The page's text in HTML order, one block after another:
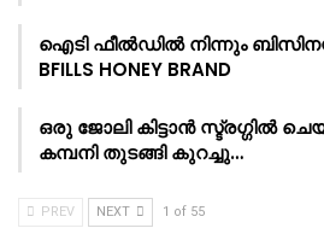
ഐടി ഫീൽഡിൽ നിന്നും
BFILLS HONEY BRAND
ഒരു ജോലി കിട്ടാൻ സ്ട്രഗ്ഗിൽ
കമ്പനി തുടങ്ങി കുറച്ചു…
PREV NEXT 1 of 55